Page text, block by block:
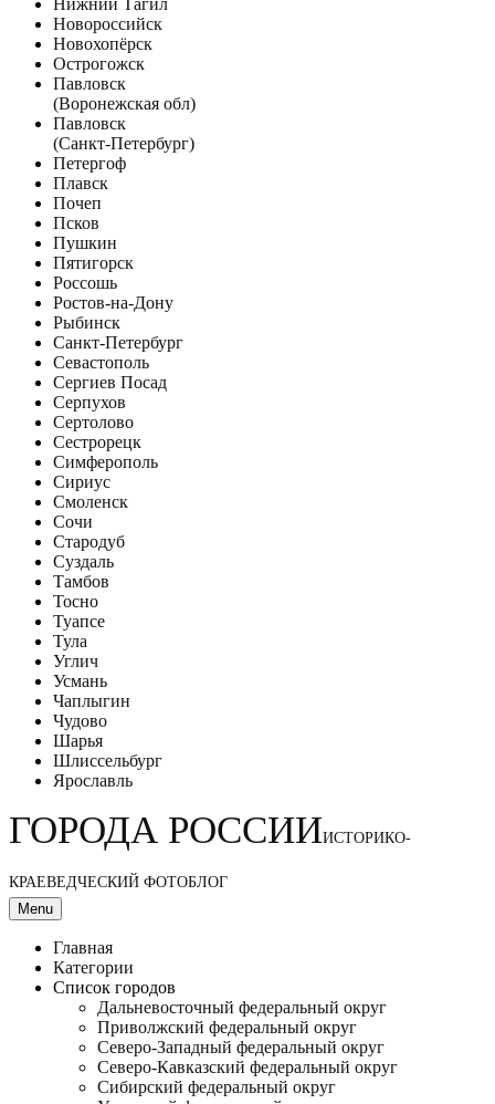
Нижний Тагил
Новороссийск
Новохопёрск
Острогожск
Павловск
(Воронежская обл)
Павловск
(Санкт-Петербург)
Петергоф
Плавск
Почеп
Псков
Пушкин
Пятигорск
Россошь
Ростов-на-Дону
Рыбинск
Санкт-Петербург
Севастополь
Сергиев Посад
Серпухов
Сертолово
Сестрорецк
Симферополь
Сириус
Смоленск
Сочи
Стародуб
Суздаль
Тамбов
Тосно
Туапсе
Тула
Углич
Усмань
Чаплыгин
Чудово
Шарья
Шлиссельбург
Ярославль
ГОРОДА РОССИИИСТОРИКО-
КРАЕВЕДЧЕСКИЙ ФОТОБЛОГ
Menu
Главная
Категории
Список городов
Дальневосточный федеральный округ
Приволжский федеральный округ
Северо-Западный федеральный округ
Северо-Кавказский федеральный округ
Сибирский федеральный округ